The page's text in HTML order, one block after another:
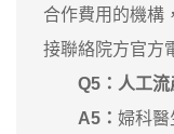
合作費用的機構
接聯絡院方官方
Q5：人工流
A5： 婦科醫